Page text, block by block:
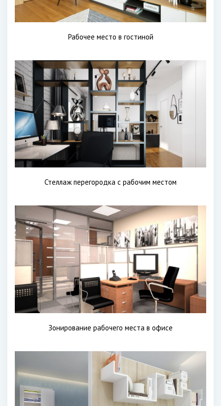
Рабочее место в гостиной
Стеллаж перегородка с рабочим местом
Зонирование рабочего места в офисе